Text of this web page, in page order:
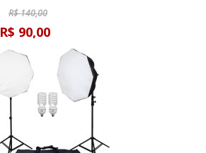
R$ 90,00
R$ 140,00